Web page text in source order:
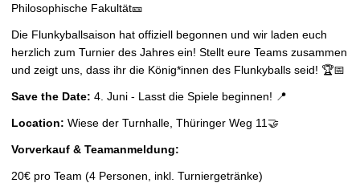
Philosophische Fakultät🎫
Die Flunkyballsaison hat offiziell begonnen und wir laden euch
herzlich zum Turnier des Jahres ein! Stellt eure Teams zusammen
und zeigt uns, dass ihr die König*innen des Flunkyballs seid! 🏆📅
Save the Date: 4. Juni - Lasst die Spiele beginnen! 📍
Location: Wiese der Turnhalle, Thüringer Weg 11🤝
Vorverkauf & Teamanmeldung:
20€ pro Team (4 Personen, inkl. Turniergetränke)